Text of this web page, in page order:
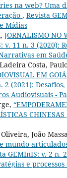
na web? Uma
, Revista
Mídias
JORNALISMO NO
v. 11 n. 3 (2020):
em
Costa,
EM
2 (2021):
Audiovisuais -
CHINESAS
João
mundo
GEMInIS: v. 2 n.
e